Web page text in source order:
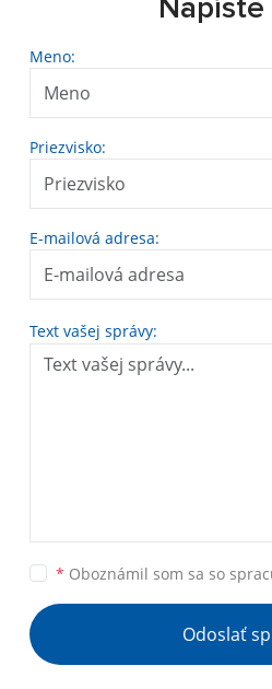
Napíšte
Meno:
Priezvisko:
E-mailová adresa:
Text vašej správy:
* Oboznámil som sa so
Odoslať